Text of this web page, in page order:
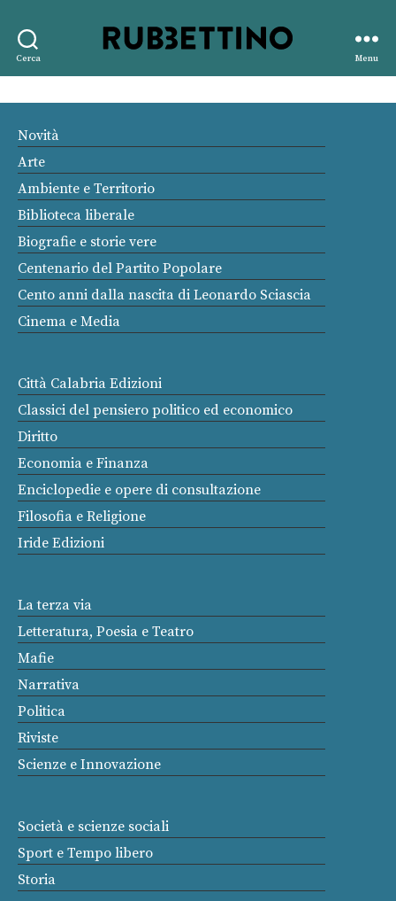
Cerca
editore
Menu
Novità
Arte
Ambiente e Territorio
Biblioteca liberale
Biografie e storie vere
Centenario del Partito Popolare
Cento anni dalla nascita di Leonardo Sciascia
Cinema e Media
Città Calabria Edizioni
Classici del pensiero politico ed economico
Diritto
Economia e Finanza
Enciclopedie e opere di consultazione
Filosofia e Religione
Iride Edizioni
La terza via
Letteratura, Poesia e Teatro
Mafie
Narrativa
Politica
Riviste
Scienze e Innovazione
Società e scienze sociali
Sport e Tempo libero
Storia